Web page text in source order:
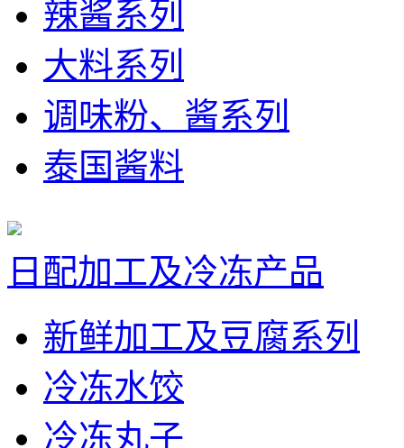
辣酱系列
大料系列
调味粉、酱系列
泰国酱料
日配加工及冷冻产品
新鲜加工及豆腐系列
冷冻水饺
冷冻丸子